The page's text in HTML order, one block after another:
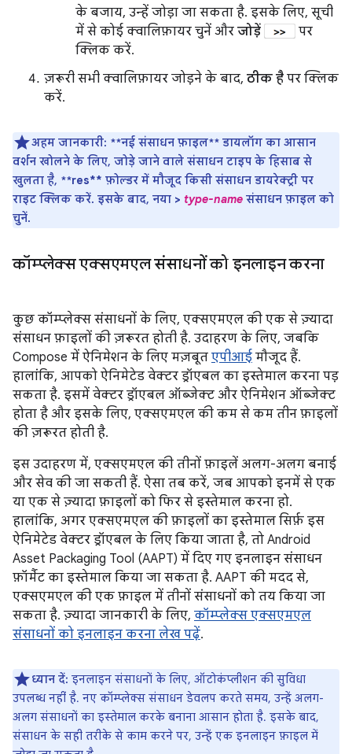
के बजाय, उन्हें जोड़ा जा सकता है. इसके लिए, सूची
में से कोई क्वालिफ़ायर चुनें और जोड़ें
पर
क्लिक करें.
ज़रूरी सभी क्वालिफ़ायर जोड़ने के बाद, ठीक है पर क्लिक
करें.
अहम जानकारी: **नई संसाधन फ़ाइल** डायलॉग का आसान
वर्शन खोलने के लिए, जोड़े जाने वाले संसाधन टाइप के हिसाब से
खुलता है, **res** फ़ोल्डर में मौजूद किसी संसाधन डायरेक्ट्री पर
राइट क्लिक करें. इसके बाद, नया > type-name संसाधन फ़ाइल को
चुनें.
कॉम्प्लेक्स एक्सएमएल संसाधनों को इनलाइन करना
कुछ कॉम्प्लेक्स संसाधनों के लिए, एक्सएमएल की एक से ज़्यादा
संसाधन फ़ाइलों की ज़रूरत होती है. उदाहरण के लिए, जबकि
Compose में ऐनिमेशन के लिए मज़बूत एपीआई मौजूद हैं.
हालांकि, आपको ऐनिमेटेड वेक्टर ड्रॉएबल का इस्तेमाल करना पड़
सकता है. इसमें वेक्टर ड्रॉएबल ऑब्जेक्ट और ऐनिमेशन ऑब्जेक्ट
होता है और इसके लिए, एक्सएमएल की कम से कम तीन फ़ाइलों
की ज़रूरत होती है.
इस उदाहरण में, एक्सएमएल की तीनों फ़ाइलें अलग-अलग बनाई
और सेव की जा सकती हैं. ऐसा तब करें, जब आपको इनमें से एक
या एक से ज़्यादा फ़ाइलों को फिर से इस्तेमाल करना हो.
हालांकि, अगर एक्सएमएल की फ़ाइलों का इस्तेमाल सिर्फ़ इस
ऐनिमेटेड वेक्टर ड्रॉएबल के लिए किया जाता है, तो Android
Asset Packaging Tool (AAPT) में दिए गए इनलाइन संसाधन
फ़ॉर्मैट का इस्तेमाल किया जा सकता है. AAPT की मदद से,
एक्सएमएल की एक फ़ाइल में तीनों संसाधनों को तय किया जा
सकता है. ज़्यादा जानकारी के लिए, कॉम्प्लेक्स एक्सएमएल
संसाधनों को इनलाइन करना लेख पढ़ें.
ध्यान दें: इनलाइन संसाधनों के लिए, ऑटोकंप्लीशन की सुविधा
उपलब्ध नहीं है. नए कॉम्प्लेक्स संसाधन डेवलप करते समय, उन्हें अलग-
अलग संसाधनों का इस्तेमाल करके बनाना आसान होता है. इसके बाद,
संसाधन के सही तरीके से काम करने पर, उन्हें एक इनलाइन फ़ाइल में